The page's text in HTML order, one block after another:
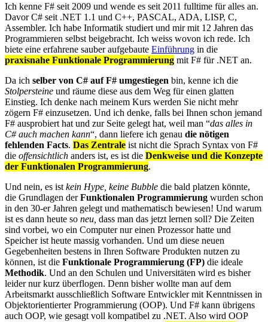
Ich kenne F# seit 2009 und wende es seit 2011 fulltime für alles an.
Davor C# seit .NET 1.1 und C++, PASCAL, ADA, LISP, C,
Assembler. Ich habe Informatik studiert und mir mit 12 Jahren das
Programmieren selbst beigebracht. Ich weiss wovon ich rede. Ich
biete eine erfahrene sauber aufgebaute Einführung in die
praxisnahe Funktionale Programmierung mit F# für .NET an.
Da ich selber von C# auf F# umgestiegen bin, kenne ich die
Stolpersteine und räume diese aus dem Weg für einen glatten
Einstieg. Ich denke nach meinem Kurs werden Sie nicht mehr
zögern F# einzusetzen. Und ich denke, falls bei Ihnen schon jemand
F# ausprobiert hat und zur Seite gelegt hat, weil man “das alles in
C# auch machen kann“, dann liefere ich genau die nötigen
fehlenden Facts. Das Zentrale ist nicht die Sprach Syntax von F#
die offensichtlich anders ist, es ist die Denkweise und die Konzepte
der Funktionalen Programmierung.
Und nein, es ist kein Hype, keine Bubble die bald platzen könnte,
die Grundlagen derFunktionalen Programmierung wurden schon
in den 30-er Jahren gelegt und mathematisch bewiesen! Und warum
ist es dann heute so neu, dass man das jetzt lernen soll? Die Zeiten
sind vorbei, wo ein Computer nur einen Prozessor hatte und
Speicher ist heute massig vorhanden. Und um diese neuen
Gegebenheiten bestens in Ihren Software Produkten nutzen zu
können, ist die Funktionale Programmierung (FP) die ideale
Methodik. Und an den Schulen und Universitäten wird es bisher
leider nur kurz überflogen. Denn bisher wollte man auf dem
Arbeitsmarkt ausschließlich Software Entwickler mit Kenntnissen in
Objektorientierter Programmierung (OOP). Und F# kann übrigens
auch OOP, wie gesagt voll kompatibel zu .NET. Also wird OOP